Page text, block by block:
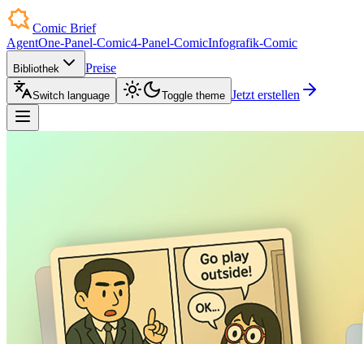
Comic Brief
AgentOne-Panel-Comic4-Panel-ComicInfografik-Comic
Bibliothek Preise
Switch language Toggle theme Jetzt erstellen